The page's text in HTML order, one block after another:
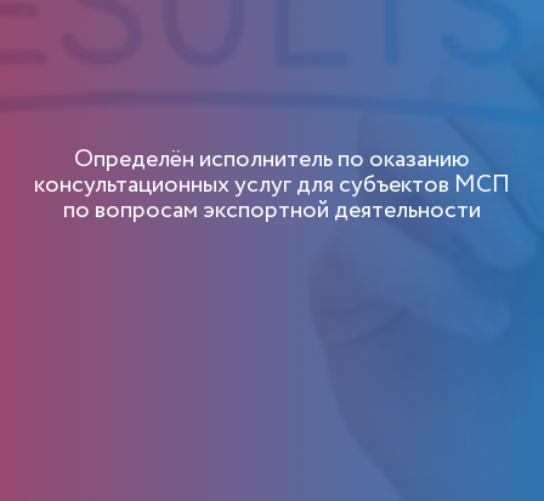
Определён исполнитель по оказанию
консультационных услуг для субъектов МСП
по вопросам экспортной деятельности